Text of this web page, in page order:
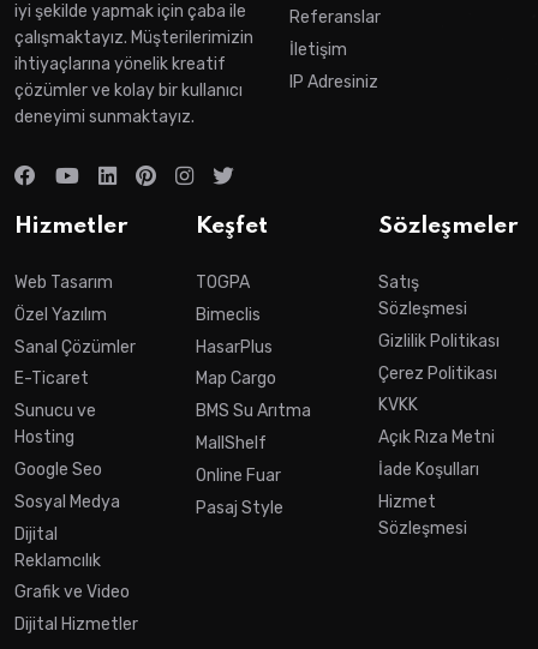
iyi şekilde yapmak için çaba ile
çalışmaktayız. Müşterilerimizin
ihtiyaçlarına yönelik kreatif
çözümler ve kolay bir kullanıcı
deneyimi sunmaktayız.
Referanslar
İletişim
IP Adresiniz
Hizmetler
Web Tasarım
Özel Yazılım
Sanal Çözümler
E-Ticaret
Sunucu ve
Hosting
Google Seo
Sosyal Medya
Dijital
Reklamcılık
Grafik ve Video
Dijital Hizmetler
Keşfet
TOGPA
Bimeclis
HasarPlus
Map Cargo
BMS Su Arıtma
MallShelf
Online Fuar
Pasaj Style
Sözleşmeler
Satış
Sözleşmesi
Gizlilik Politikası
Çerez Politikası
KVKK
Açık Rıza Metni
İade Koşulları
Hizmet
Sözleşmesi